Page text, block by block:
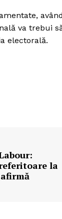
având
va trebui
electorală.
la